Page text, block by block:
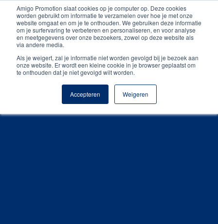
Amigo Promotion slaat cookies op je computer op. Deze cookies
worden gebruikt om informatie te verzamelen over hoe je met onze
website omgaat en om je te onthouden. We gebruiken deze informatie
om je surfervaring te verbeteren en personaliseren, en voor analyse
en meetgegevens over onze bezoekers, zowel op deze website als
via andere media.
Als je weigert, zal je informatie niet worden gevolgd bij je bezoek aan
onze website. Er wordt een kleine cookie in je browser geplaatst om
te onthouden dat je niet gevolgd wilt worden.
Accepteren Weigeren
Unieke producten
Gratis digitale drukproef